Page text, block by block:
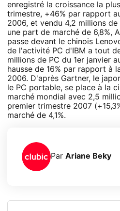
enregistré la croissance la
trimestre, +46% par rapport
2006, et vendu 4,2 millions de
une part de marché de 6,8%,
passe devant le chinois
de l'activité PC d'IBM a tout
millions de PC du 1er janvier
hausse de 16% par rapport à
2006. D'après Gartner, le
le PC portable, se place à la
marché mondial avec 2,5
premier trimestre 2007
marché de 4,1%.
Par Ariane Beky